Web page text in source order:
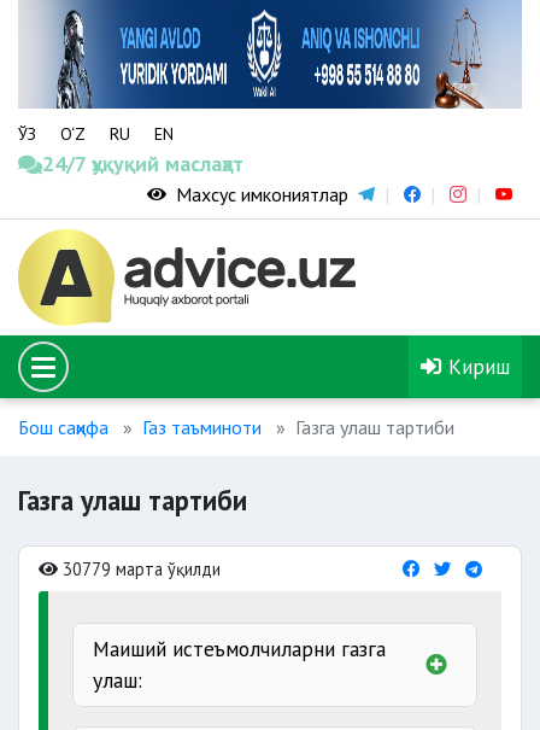
ЎЗ O‘Z RU EN
24/7 ҳуқуқий маслаҳат
Махсус имкониятлар
Кириш
Бош саҳифа Газ таъминоти Газга улаш тартиби
Газга улаш тартиби
30779 марта ўқилди
Маиший истеъмолчиларни газга
улаш: